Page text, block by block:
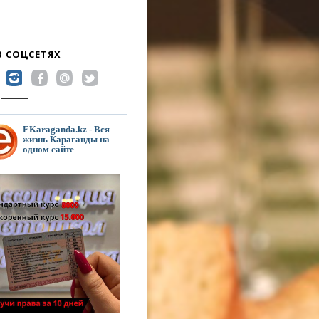
СОЦСЕТЯХ
EKaraganda.kz - Вся
жизнь Караганды на
одном сайте